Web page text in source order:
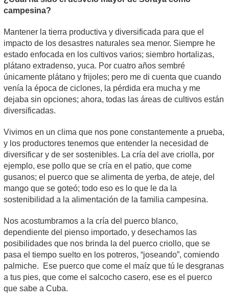
campesina?
Mantener la tierra productiva y diversificada para que el
impacto de los desastres naturales sea menor. Siempre he
estado enfocada en los cultivos varios; siembro hortalizas,
plátano extradenso, yuca. Por cuatro años sembré
únicamente plátano y frijoles; pero me di cuenta que cuando
venía la época de ciclones, la pérdida era mucha y me
dejaba sin opciones; ahora, todas las áreas de cultivos están
diversificadas.
Vivimos en un clima que nos pone constantemente a prueba,
y los productores tenemos que entender la necesidad de
diversificar y de ser sostenibles. La cría del ave criolla, por
ejemplo, ese pollo que se cría en el patio, que come
gusanos; el puerco que se alimenta de yerba, de ateje, del
mango que se goteó; todo eso es lo que le da la
sostenibilidad a la alimentación de la familia campesina.
Nos acostumbramos a la cría del puerco blanco,
dependiente del pienso importado, y desechamos las
posibilidades que nos brinda la del puerco criollo, que se
pasa el tiempo suelto en los potreros, “joseando”, comiendo
palmiche. Ese puerco que come el maíz que tú le desgranas
a tus pies, que come el salcocho casero, ese es el puerco
que sabe a Cuba.